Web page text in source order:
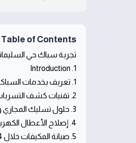
Table of Contents
تجربة سباك حي السليمانية
1. Introduction
1. تعريف بخدمات السباكة على مدار 24 ساعة في الرياض
2. تقنيات كشف التسربات بدون تكسير
3. حلول تسليك المجاري وتطهيرها في المنازل
4. إصلاح الأعطال الكهربائية بالتوازي مع السباكة
5. صيانة المكيفات خلال 24 ساعة في الرياض